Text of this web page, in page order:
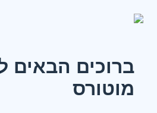
ברוכים הבאים
מוטורס